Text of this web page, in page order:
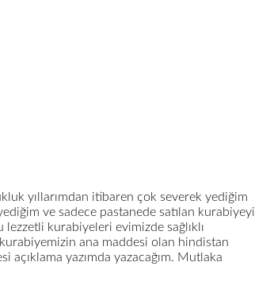
yıllarımdan itibaren çok severek yediğim
ve sadece pastanede satılan kurabiyeyi
lezzetli kurabiyeleri evimizde sağlıklı
ana maddesi olan hindistan
açıklama yazımda yazacağım. Mutlaka